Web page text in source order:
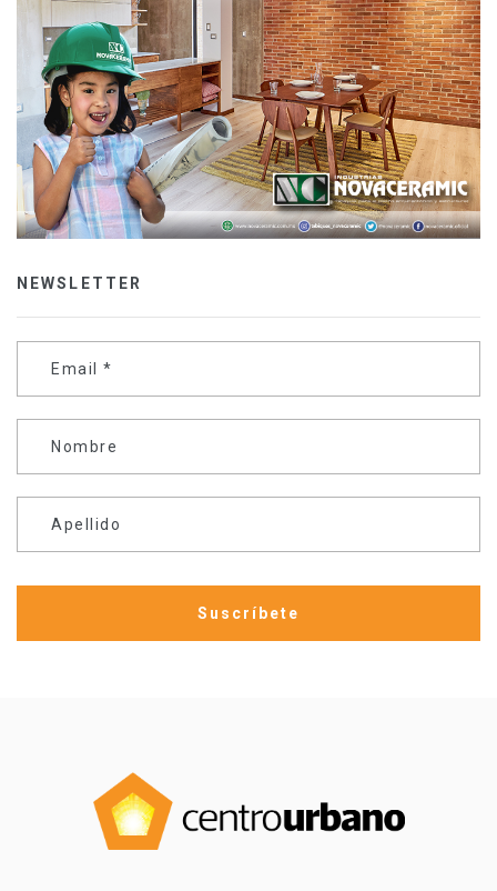
NEWSLETTER
Email *
Nombre
Apellido